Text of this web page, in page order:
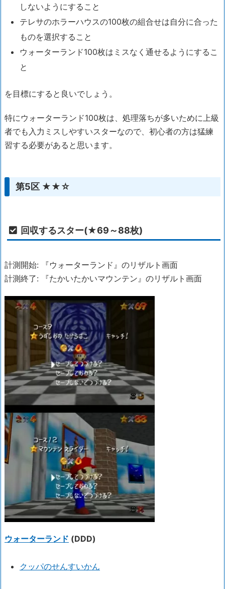
しないようにすること
テレサのホラーハウスの100枚の組合せは自分に合った
ものを選択すること
ウォーターランド100枚はミスなく通せるようにするこ
と
を目標にすると良いでしょう。
特にウォーターランド100枚は、処理落ちが多いために上級
者でも入力ミスしやすいスターなので、初心者の方は猛練
習する必要があると思います。
第5区 ★★☆
回収するスター(★69～88枚)
計測開始: 『ウォーターランド』のリザルト画面
計測終了: 『たかいたかいマウンテン』のリザルト画面
ウォーターランド (DDD)
クッパのせんすいかん